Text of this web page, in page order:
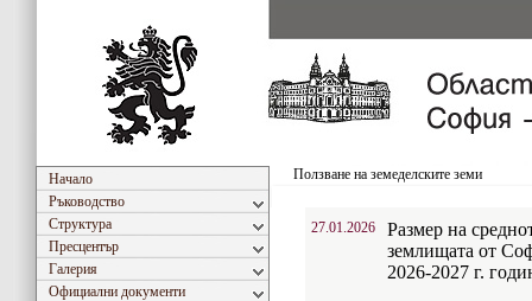
Начало
Ръководство
Структура
Пресцентър
Галерия
Официални документи
Ползване на земеделските земи
27.01.2026
Размер на
землищата от
2026-2027 г.